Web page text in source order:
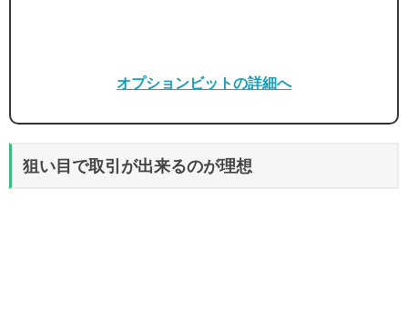
オプションビットの詳細へ
狙い目で取引が出来るのが理想